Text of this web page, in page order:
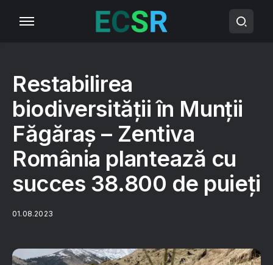
Restabilirea
biodiversității în Munții
Făgăraș – Zentiva
România plantează cu
succes 38.800 de puieți
01.08.2023